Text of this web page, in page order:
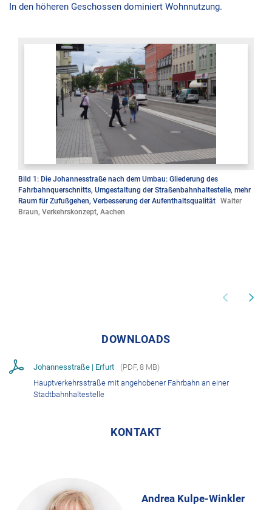
In den höheren Geschossen dominiert Wohnnutzung.
Bild 1: Die Johannesstraße nach dem Umbau: Gliederung des
Fahrbahnquerschnitts, Umgestaltung der Straßenbahnhaltestelle, mehr
Raum für Zufußgehen, Verbesserung der Aufenthaltsqualität Walter
Braun, Verkehrskonzept, Aachen
DOWNLOADS
Johannesstraße | Erfurt (PDF, 8 MB)
Hauptverkehrsstraße mit angehobener Fahrbahn an einer
Stadtbahnhaltestelle
KONTAKT
Andrea Kulpe-Winkler